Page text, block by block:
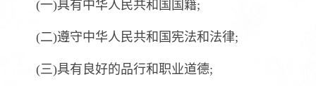
(一)具有中华人民共和国国籍;
(二)遵守中华人民共和国宪法和法律;
(三)具有良好的品行和职业道德;